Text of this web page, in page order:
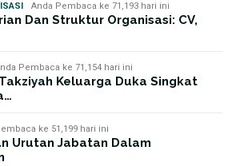
Anda Pembaca ke 71,193 hari ini
Dan Struktur Organisasi: CV,
Pembaca ke 71,154 hari ini
Keluarga Duka Singkat
ke 51,199 hari ini
Urutan Jabatan Dalam